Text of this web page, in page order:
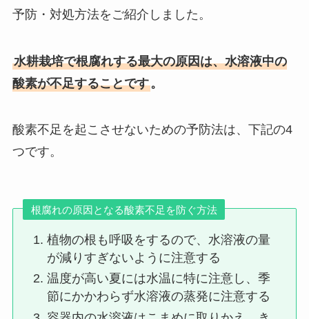
予防・対処方法をご紹介しました。
水耕栽培で根腐れする最大の原因は、水溶液中の
酸素が不足することです。
酸素不足を起こさせないための予防法は、下記の4
つです。
根腐れの原因となる酸素不足を防ぐ方法
植物の根も呼吸をするので、水溶液の量
が減りすぎないように注意する
温度が高い夏には水温に特に注意し、季
節にかかわらず水溶液の蒸発に注意する